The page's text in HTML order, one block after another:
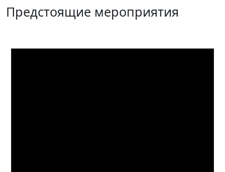
Предстоящие мероприятия